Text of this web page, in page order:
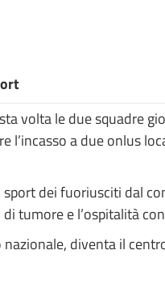
volta le due squadre
l’incasso a due onlus
dei fuoriusciti dal
tumore e l’ospitalità
diventa il